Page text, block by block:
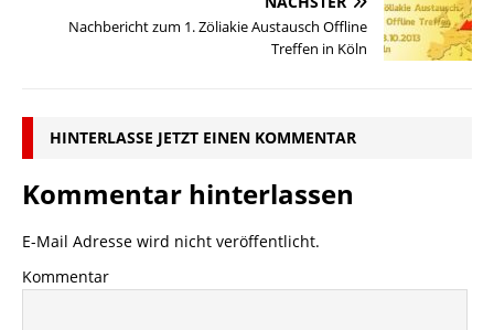
Nachbericht zum 1. Zöliakie Austausch Offline
Treffen in Köln
HINTERLASSE JETZT EINEN KOMMENTAR
Kommentar hinterlassen
E-Mail Adresse wird nicht veröffentlicht.
Kommentar